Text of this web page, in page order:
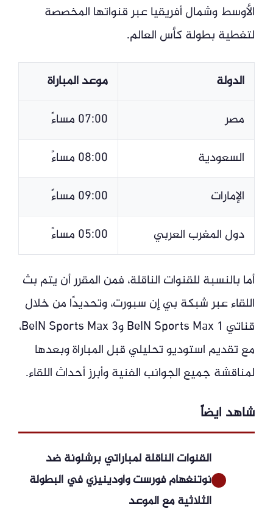
الأوسط وشمال أفريقيا عبر قنواتها المخصصة
لتغطية بطولة كأس العالم.
الدولة
موعد المباراة
مصر
07:00 مساءً
السعودية
08:00 مساءً
الإمارات
09:00 مساءً
دول المغرب العربي
05:00 مساءً
أما بالنسبة للقنوات الناقلة، فمن المقرر أن يتم بث
اللقاء عبر شبكة بي إن سبورت، وتحديدًا من خلال
قناتي BeIN Sports Max 1 وBeIN Sports Max 3،
مع تقديم استوديو تحليلي قبل المباراة وبعدها
لمناقشة جميع الجوانب الفنية وأبرز أحداث اللقاء.
شاهد ايضاً
القنوات الناقلة لمباراتي برشلونة ضد
نوتنغهام فورست وأودينيزي في البطولة
الثلاثية مع الموعد